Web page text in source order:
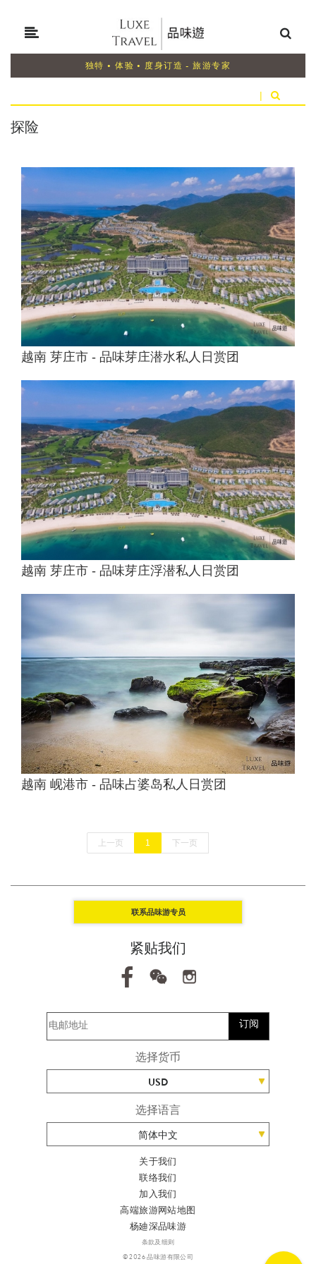
独特 • 体验 • 度身订造 - 旅游专家
|
探险
越南 芽庄市 - 品味芽庄潜水私人日赏团
越南 芽庄市 - 品味芽庄浮潜私人日赏团
越南 岘港市 - 品味占婆岛私人日赏团
上一页 1 下一页
联系品味游专员
紧贴我们
订阅
选择货币
USD
选择语言
简体中文
关于我们
联络我们
加入我们
高端旅游网站地图
杨廸深品味游
条款及细则
© 2026 品味游有限公司